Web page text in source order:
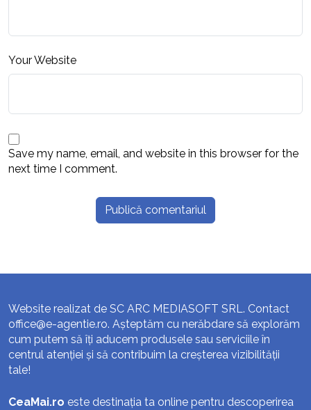
Your Website
Save my name, email, and website in this browser for the
next time I comment.
Website realizat de SC ARC MEDIASOFT SRL. Contact
office@e-agentie.ro. Așteptăm cu nerăbdare să explorăm
cum putem să îți aducem produsele sau serviciile în
centrul atenției și să contribuim la creșterea vizibilității
tale!
CeaMai.ro este destinația ta online pentru descoperirea